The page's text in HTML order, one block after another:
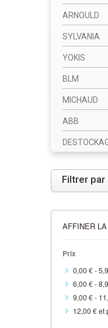
ARNOULD
SYLVANIA
YOKIS
BLM
MICHAUD
ABB
Filtrer par
AFFINER
Prix
0,00 €-
6,00 €-
9,00 €-
12,00 €et